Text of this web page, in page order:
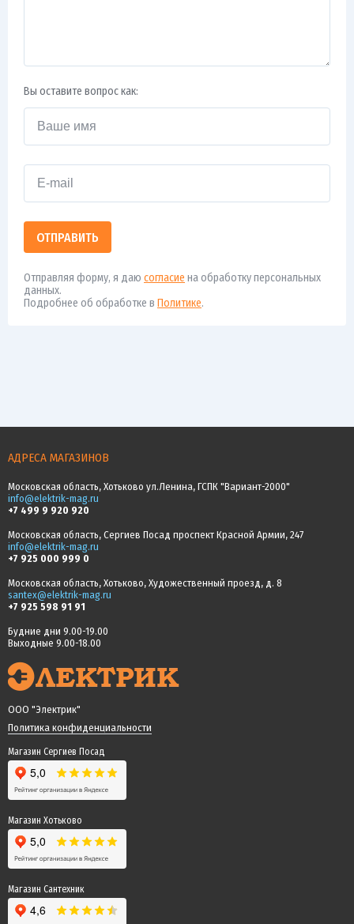
Вы оставите вопрос как:
ОТПРАВИТЬ
Отправляя форму, я даю согласие на обработку персональных
данных.
Подробнее об обработке в Политике.
АДРЕСА МАГАЗИНОВ
Московская область, Хотьково ул.Ленина, ГСПК "Вариант-2000"
info@elektrik-mag.ru
+7 499 9 920 920
Московская область, Сергиев Посад проспект Красной Армии, 247
info@elektrik-mag.ru
+7 925 000 999 0
Московская область, Хотьково, Художественный проезд, д. 8
santex@elektrik-mag.ru
+7 925 598 91 91
Будние дни 9.00-19.00
Выходные 9.00-18.00
ООО "Электрик"
Политика конфиденциальности
Магазин Сергиев Посад
Магазин Хотьково
Магазин Сантехник